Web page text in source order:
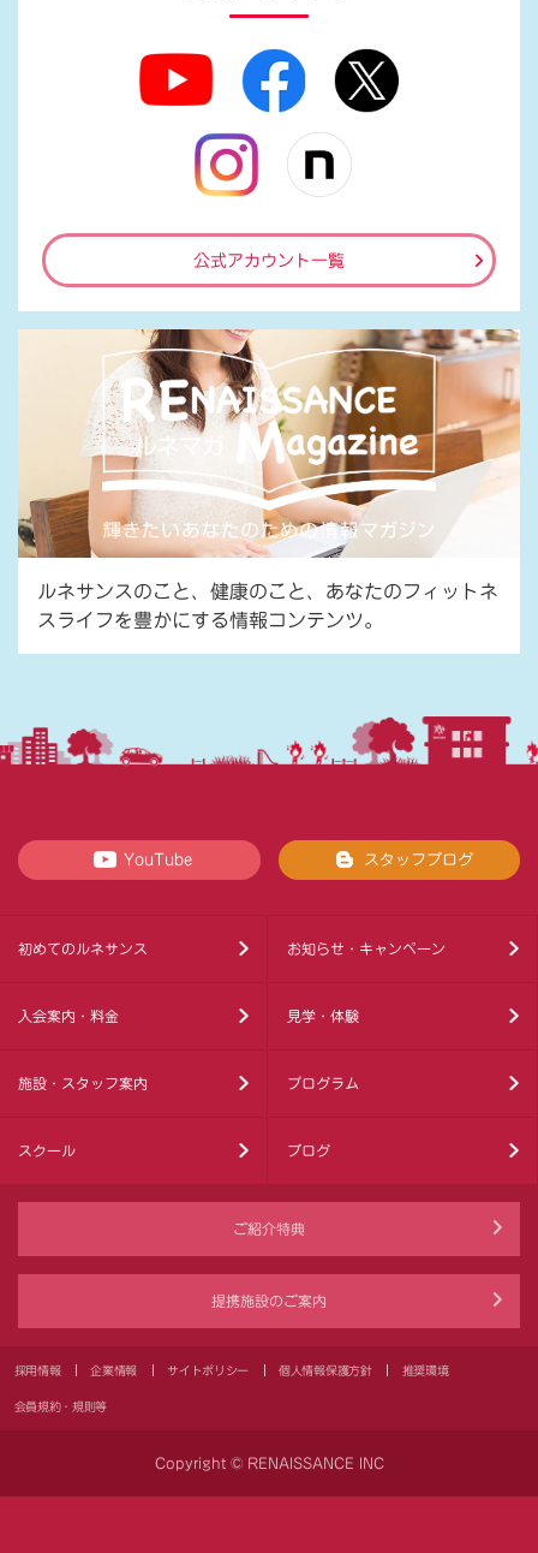
公式アカウント一覧
ルネサンスのこと、健康のこと、あなたのフィットネ
スライフを豊かにする情報コンテンツ。
YouTube スタッフブログ
初めてのルネサンス お知らせ・キャンペーン
入会案内・料金 見学・体験
施設・スタッフ案内 プログラム
スクール ブログ
ご紹介特典
提携施設のご案内
採用情報 企業情報 サイトポリシー 個人情報保護方針 推奨環境
会員規約・規則等
Copyright © RENAISSANCE INC